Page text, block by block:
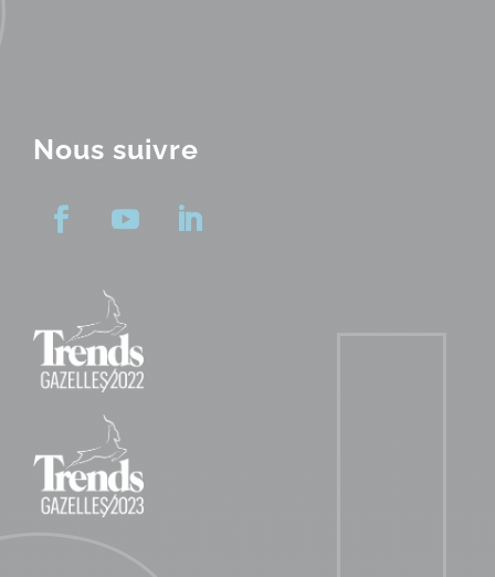
Nous suivre